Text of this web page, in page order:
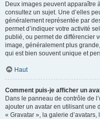
Deux images peuvent apparaître
consultez un sujet. Une d’elles
généralement représentée par
permet d’indiquer votre activité
publié, ou permet de différencier
image, généralement plus
qui est bien souvent unique et
Haut
Comment puis-je afficher un
Dans le panneau de contrôle de
ajouter un avatar en utilisant une
« Gravatar », la galerie